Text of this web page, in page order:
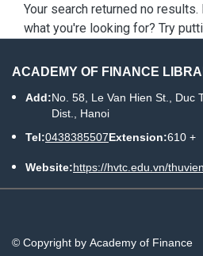
Your search returned no
what you're looking for? Try
ACADEMY OF FINANCE
Add:No. 58, Le Van Hien St., Duc
Dist., Hanoi
Tel:0438385507Extension:610 +
Website:https://hvtc.edu.vn/thuvien
© Copyright by Academy of Finance